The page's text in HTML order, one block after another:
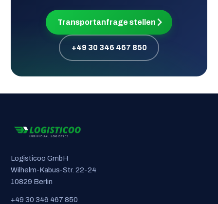
Transportanfrage stellen
+49 30 346 467 850
Logisticoo GmbH
Wilhelm-Kabus-Str. 22-24
10829 Berlin
+49 30 346 467 850